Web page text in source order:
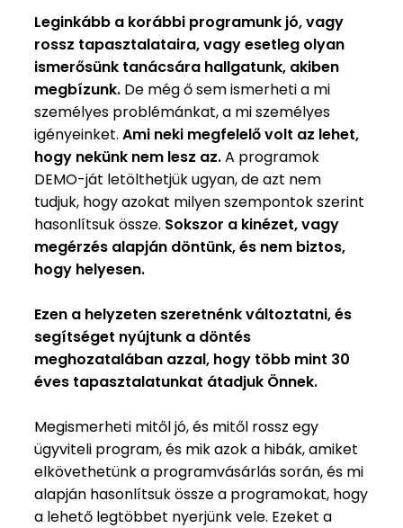
Leginkább a korábbi programunk jó, vagy
rossz tapasztalataira, vagy esetleg olyan
ismerősünk tanácsára hallgatunk, akiben
megbízunk. De még ő sem ismerheti a mi
személyes problémánkat, a mi személyes
igényeinket.Ami neki megfelelő volt az lehet,
hogy nekünk nem lesz az.A programok
DEMO-ját letölthetjük ugyan, de azt nem
tudjuk, hogy azokat milyen szempontok szerint
hasonlítsuk össze. Sokszor a kinézet, vagy
megérzés alapján döntünk, és nem biztos,
hogy helyesen.
Ezen a helyzeten szeretnénk változtatni, és
segítséget nyújtunk a döntés
meghozatalában azzal, hogy több mint 30
éves tapasztalatunkat átadjuk Önnek.
Megismerheti mitől jó, és mitől rossz egy
ügyviteli program, és mik azok a hibák, amiket
elkövethetünk a programvásárlás során, és mi
alapján hasonlítsuk össze a programokat, hogy
a lehető legtöbbet nyerjünk vele. Ezeket a